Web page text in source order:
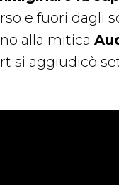
e fuori dagli
alla mitica
si aggiudicò